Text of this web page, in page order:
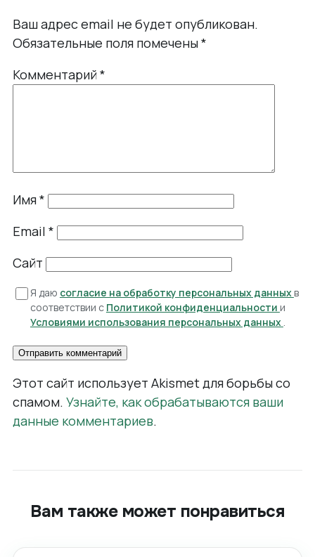
Ваш адрес email не будет опубликован.
Обязательные поля помечены*
Комментарий*
Имя*
Email *
Сайт
Я даю согласие на обработку персональных данных в
соответствии с Политикой конфиденциальности и
Условиями использования персональных данных .
Этот сайт использует Akismet для борьбы со
спамом. Узнайте, как обрабатываются ваши
данные комментариев.
Вам также может понравиться